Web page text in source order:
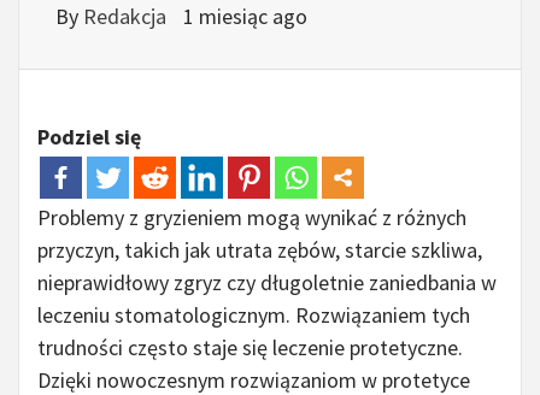
By Redakcja 1 miesiąc ago
Podziel się
Problemy z gryzieniem mogą wynikać z różnych
przyczyn, takich jak utrata zębów, starcie szkliwa,
nieprawidłowy zgryz czy długoletnie zaniedbania w
leczeniu stomatologicznym. Rozwiązaniem tych
trudności często staje się leczenie protetyczne.
Dzięki nowoczesnym rozwiązaniom w protetyce